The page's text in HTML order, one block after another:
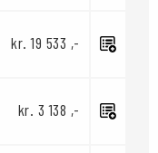
kr. 19 533 ,-
kr. 3 138 ,-